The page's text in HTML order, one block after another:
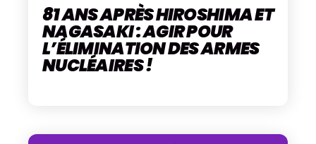
81 ANS APRÈS HIROSHIMA ET
NAGASAKI : AGIR POUR
L’ÉLIMINATION DES ARMES
NUCLÉAIRES !